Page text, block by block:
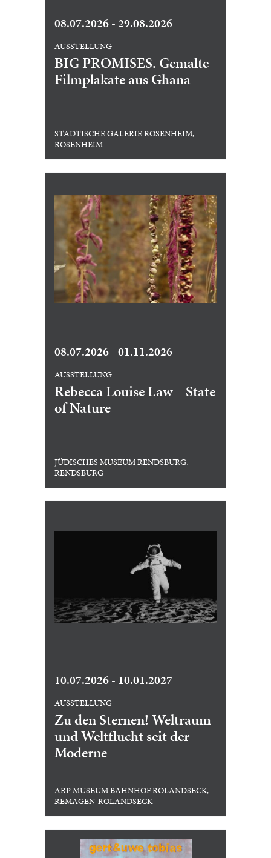
08.07.2026 - 29.08.2026
AUSSTELLUNG
BIG PROMISES. Gemalte
Filmplakate aus Ghana
STÄDTISCHE GALERIE ROSENHEIM,
ROSENHEIM
08.07.2026 - 01.11.2026
AUSSTELLUNG
Rebecca Louise Law – State
of Nature
JÜDISCHES MUSEUM RENDSBURG,
RENDSBURG
10.07.2026 - 10.01.2027
AUSSTELLUNG
Zu den Sternen! Weltraum
und Weltflucht seit der
Moderne
ARP MUSEUM BAHNHOF ROLANDSECK,
REMAGEN-ROLANDSECK